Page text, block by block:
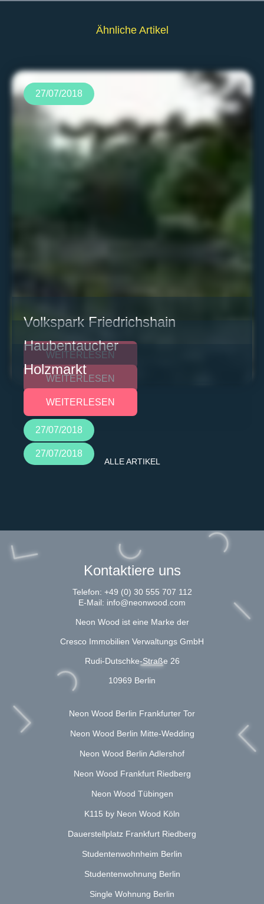
Ähnliche Artikel
27/07/2018
Volkspark Friedrichshain
WEITERLESEN
27/07/2018
Haubentaucher
WEITERLESEN
27/07/2018
Holzmarkt
WEITERLESEN
ALLE ARTIKEL
Kontaktiere uns
Telefon: +49 (0) 30 555 707 112
E-Mail: info@neonwood.com
Neon Wood ist eine Marke der
Cresco Immobilien Verwaltungs GmbH
Rudi-Dutschke-Straße 26
10969 Berlin
Neon Wood Berlin Frankfurter Tor
Neon Wood Berlin Mitte-Wedding
Neon Wood Berlin Adlershof
Neon Wood Frankfurt Riedberg
Neon Wood Tübingen
K115 by Neon Wood Köln
Dauerstellplatz Frankfurt Riedberg
Studentenwohnheim Berlin
Studentenwohnung Berlin
Single Wohnung Berlin